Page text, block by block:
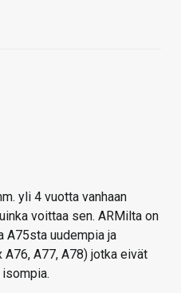
yli 4 vuotta vanhaan
voittaa sen. ARMilta on
A75sta uudempia ja
A77, A78) jotka eivät